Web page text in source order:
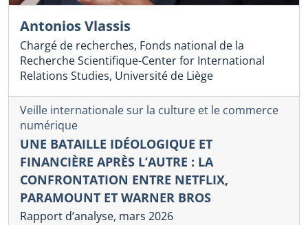
Antonios Vlassis
Chargé de recherches, Fonds national de la
Recherche Scientifique-Center for International
Relations Studies, Université de Liège
Veille internationale sur la culture et le commerce
numérique
UNE BATAILLE IDÉOLOGIQUE ET
FINANCIÈRE APRÈS L’AUTRE : LA
CONFRONTATION ENTRE NETFLIX,
PARAMOUNT ET WARNER BROS
Rapport d’analyse, mars 2026